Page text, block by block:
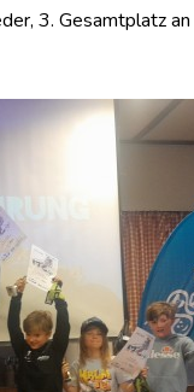
3. Gesamtplatz